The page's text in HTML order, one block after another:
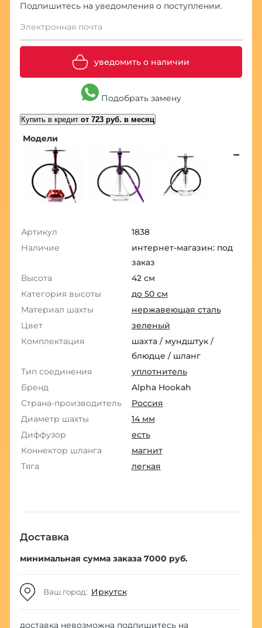
Подпишитесь на уведомления о поступлении.
Электронная почта
уведомить о наличии
Подобрать замену
Купить в кредит от 723 руб. в месяц
Модели
Артикул
1838
Наличие
интернет-магазин: под
заказ
Высота
42 см
Категория высоты
до 50 см
Материал шахты
нержавеющая сталь
Цвет
зеленый
Комплектация
шахта / мундштук /
блюдце / шланг
Тип соединения
уплотнитель
Бренд
Alpha Hookah
Страна-производитель
Россия
Диаметр шахты
14 мм
Диффузор
есть
Коннектор шланга
магнит
Тяга
легкая
Доставка
минимальная сумма заказа 7000 руб.
Ваш город: Иркутск
доставка невозможна подпишитесь на